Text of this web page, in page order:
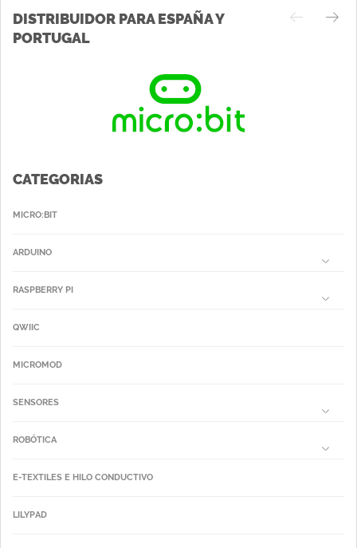
DISTRIBUIDOR PARA ESPAÑA Y
PORTUGAL
CATEGORIAS
MICRO:BIT
ARDUINO
RASPBERRY PI
QWIIC
MICROMOD
SENSORES
ROBÓTICA
E-TEXTILES E HILO CONDUCTIVO
LILYPAD